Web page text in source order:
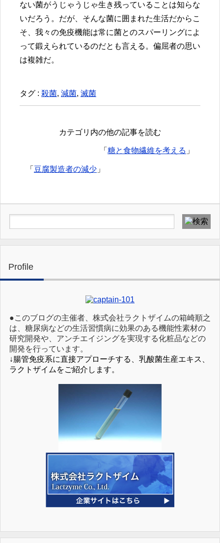
ない菌がうじゃうじゃ生き残っていることは知らな
いだろう。だが、そんな菌に囲まれた生活だからこ
そ、我々の免疫機能は常に菌とのスパーリングによ
って鍛えられているのだとも言える。偏屈者の思い
は複雑だ。
タグ : 殺菌, 減菌, 滅菌
カテゴリ内の他の記事を読む
「 糖と食物繊維を考える 」
「 豆腐製造者の減少 」
Profile
●このブログの主催者、株式会社ラクトザイムの箱崎順之
は、糖尿病などの生活習慣病に効果のある機能性素材の
研究開発や、アンチエイジングを実現する化粧品などの
開発を行っています。
↓腸管免疫系に直接アプローチする、乳酸菌生産エキス、
ラクトザイムをご紹介します。